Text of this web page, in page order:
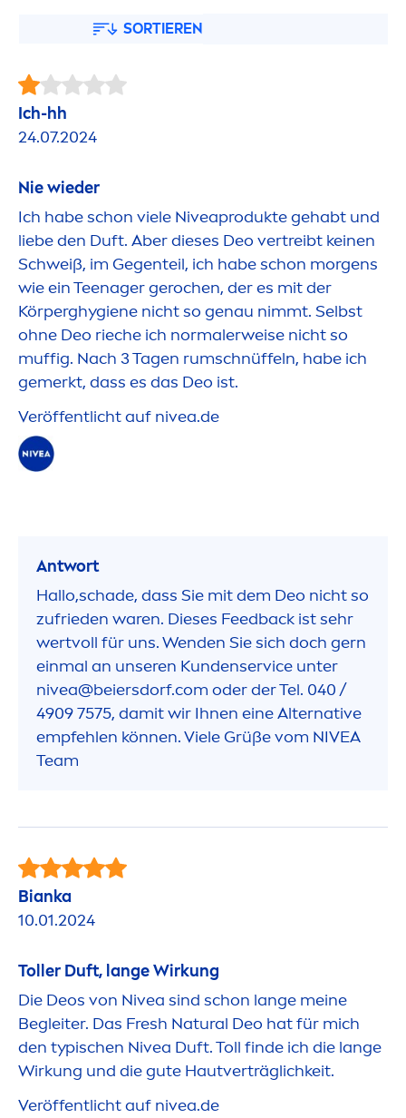
SORTIEREN
Ich-hh
24.07.2024
Nie wieder
Ich habe schon viele Niveaprodukte gehabt und
liebe den Duft. Aber dieses Deo vertreibt keinen
Schweiß, im Gegenteil, ich habe schon morgens
wie ein Teenager gerochen, der es mit der
Körperghygiene nicht so genau nimmt. Selbst
ohne Deo rieche ich normalerweise nicht so
muffig. Nach 3 Tagen rumschnüffeln, habe ich
gemerkt, dass es das Deo ist.
Veröffentlicht auf nivea.de
Antwort
Hallo,schade, dass Sie mit dem Deo nicht so
zufrieden waren. Dieses Feedback ist sehr
wertvoll für uns. Wenden Sie sich doch gern
einmal an unseren Kundenservice unter
nivea@beiersdorf.com oder der Tel. 040 /
4909 7575, damit wir Ihnen eine Alternative
empfehlen können. Viele Grüße vom NIVEA
Team
Bianka
10.01.2024
Toller Duft, lange Wirkung
Die Deos von Nivea sind schon lange meine
Begleiter. Das Fresh Natural Deo hat für mich
den typischen Nivea Duft. Toll finde ich die lange
Wirkung und die gute Hautverträglichkeit.
Veröffentlicht auf nivea.de